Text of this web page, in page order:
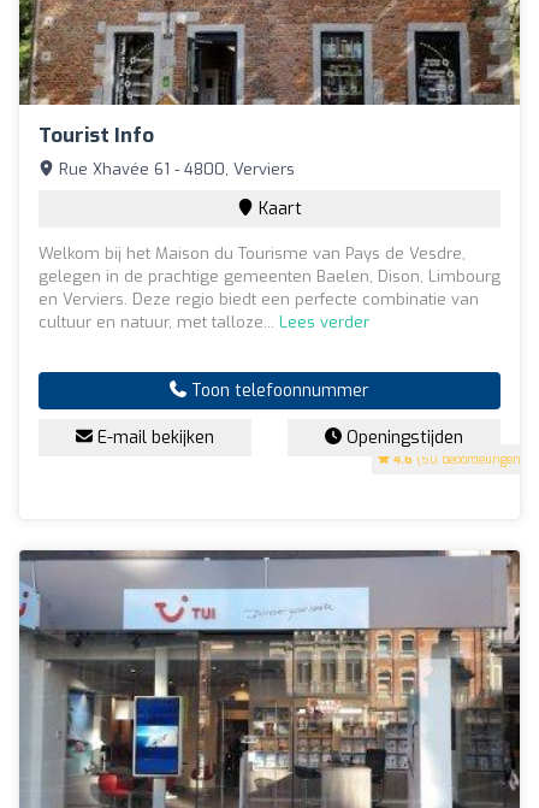
Tourist Info
4.6 (50 beoordelingen)
Rue Xhavée 61 - 4800, Verviers
Kaart
Welkom bij het Maison du Tourisme van Pays de Vesdre,
gelegen in de prachtige gemeenten Baelen, Dison, Limbourg
en Verviers. Deze regio biedt een perfecte combinatie van
cultuur en natuur, met talloze... Lees verder
Toon telefoonnummer
E-mail bekijken Openingstijden